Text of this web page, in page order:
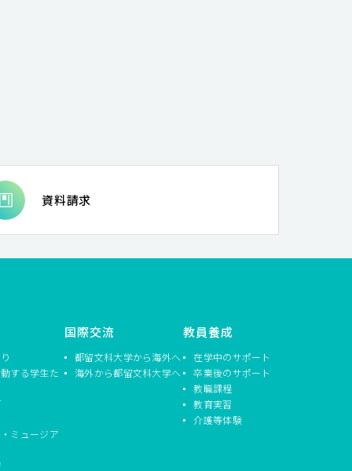
資料請求
する学生た
ミュージア
国際交流
都留文科大学から海外へ
海外から都留文科大学へ
教員養成
在学中のサポート
卒業後のサポート
教職課程
教育実習
介護等体験